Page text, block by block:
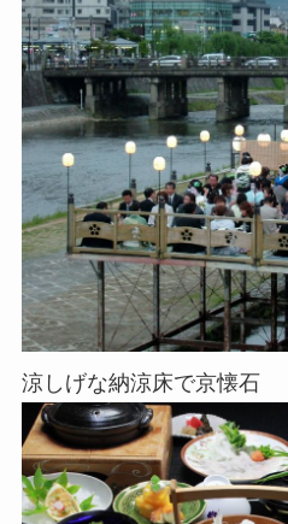
涼しげな納涼床で京懐石